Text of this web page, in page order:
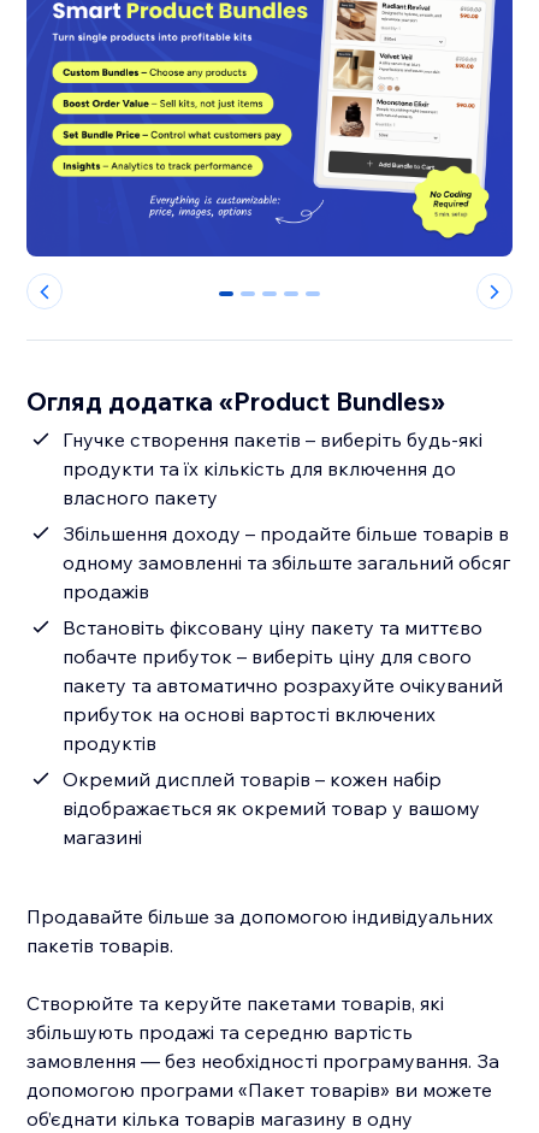
0 1 2 3 4
Огляд додатка «Product Bundles»
Гнучке створення пакетів – виберіть будь-які
продукти та їх кількість для включення до
власного пакету
Збільшення доходу – продайте більше товарів в
одному замовленні та збільште загальний обсяг
продажів
Встановіть фіксовану ціну пакету та миттєво
побачте прибуток – виберіть ціну для свого
пакету та автоматично розрахуйте очікуваний
прибуток на основі вартості включених
продуктів
Окремий дисплей товарів – кожен набір
відображається як окремий товар у вашому
магазині
Продавайте більше за допомогою індивідуальних
пакетів товарів.
Створюйте та керуйте пакетами товарів, які
збільшують продажі та середню вартість
замовлення — без необхідності програмування. За
допомогою програми «Пакет товарів» ви можете
об’єднати кілька товарів магазину в одну